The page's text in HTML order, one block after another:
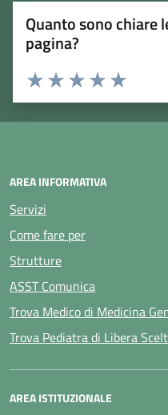
Quanto sono chiare
pagina?
Rating:
Valuta 5
Valuta 4
Valuta 3 stelle su
Valuta 2 stelle su 5
Valuta 1 stelle su 5
AREA INFORMATIVA
Servizi
Come fare per
Strutture
ASST Comunica
Trova Medico di Medicina
Trova Pediatra di Libera
AREA ISTITUZIONALE